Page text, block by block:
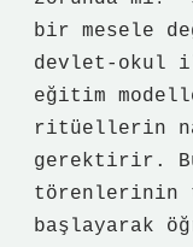
bir mesele
devlet‑okul
eğitim
ritüellerin
gerektirir.
törenlerinin
başlayarak